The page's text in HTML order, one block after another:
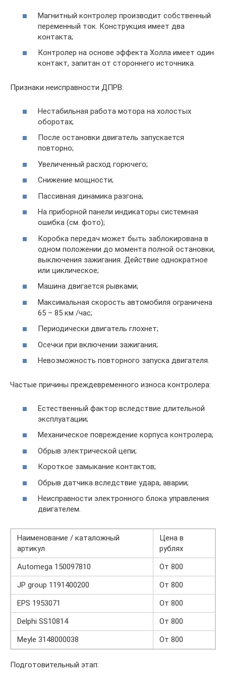
Магнитный контролер производит собственный
переменный ток. Конструкция имеет два
контакта;
Контролер на основе эффекта Холла имеет один
контакт, запитан от стороннего источника.
Признаки неисправности ДПРВ:
Нестабильная работа мотора на холостых
оборотах;
После остановки двигатель запускается
повторно;
Увеличенный расход горючего;
Снижение мощности;
Пассивная динамика разгона;
На приборной панели индикаторы системная
ошибка (см. фото);
Коробка передач может быть заблокирована в
одном положении до момента полной остановки,
выключения зажигания. Действие однократное
или циклическое;
Машина двигается рывками;
Максимальная скорость автомобиля ограничена
65 – 85 км /час;
Периодически двигатель глохнет;
Осечки при включении зажигания;
Невозможность повторного запуска двигателя.
Частые причины преждевременного износа контролера:
Естественный фактор вследствие длительной
эксплуатации;
Механическое повреждение корпуса контролера;
Обрыв электрической цепи;
Короткое замыкание контактов;
Обрыв датчика вследствие удара, аварии;
Неисправности электронного блока управления
двигателем.
Наименование / каталожный
артикул
Цена в
рублях
Automega 150097810
От 800
JP group 1191400200
От 800
EPS 1953071
От 800
Delphi SS10814
От 800
Meyle 3148000038
От 800
Подготовительный этап: